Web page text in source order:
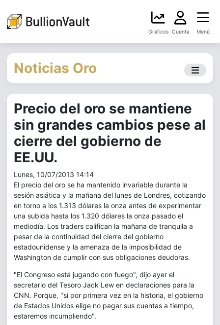
Gráficos Cuenta Menú
Noticias Oro
Precio del oro se mantiene
sin grandes cambios pese al
cierre del gobierno de
EE.UU.
Lunes, 10/07/2013 14:14
El precio del oro se ha mantenido invariable durante la
sesión asiática y la mañana del lunes de Londres, cotizando
en torno a los 1.313 dólares la onza antes de experimentar
una subida hasta los 1.320 dólares la onza pasado el
mediodía. Los traders califican la mañana de tranquila a
pesar de la continuidad del cierre del gobierno
estadounidense y la amenaza de la imposibilidad de
Washington de cumplir con sus obligaciones deudoras.
"El Congreso está jugando con fuego", dijo ayer el
secretario del Tesoro Jack Lew en declaraciones para la
CNN. Porque, "si por primera vez en la historia, el gobierno
de Estados Unidos elige no pagar sus cuentas a tiempo,
estaremos incumpliendo".